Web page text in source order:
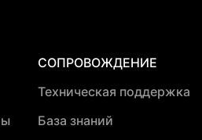
СОПРОВОЖДЕНИЕ
Техническая поддержка
База знаний